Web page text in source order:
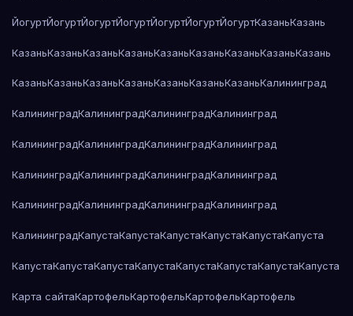
ЙогуртЙогуртЙогуртЙогуртЙогуртЙогуртЙогуртКазаньКазань
КазаньКазаньКазаньКазаньКазаньКазаньКазаньКазаньКазань
КазаньКазаньКазаньКазаньКазаньКазаньКазаньКалининград
КалининградКалининградКалининградКалининград
КалининградКалининградКалининградКалининград
КалининградКалининградКалининградКалининград
КалининградКалининградКалининградКалининград
КалининградКапустаКапустаКапустаКапустаКапустаКапуста
КапустаКапустаКапустаКапустаКапустаКапустаКапустаКапуста
Карта сайтаКартофельКартофельКартофельКартофель